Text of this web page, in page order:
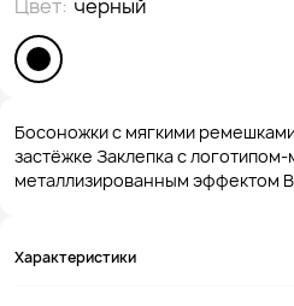
Цвет: черный
Босоножки с мягкими
застёжке Заклепка с
металлизированным эффектом
Характеристики